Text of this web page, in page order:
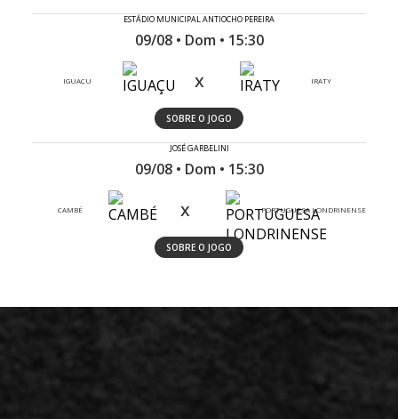
ESTÁDIO MUNICIPAL ANTIOCHO PEREIRA
09/08 • Dom • 15:30
IGUAÇU x IRATY
SOBRE O JOGO
JOSÉ GARBELINI
09/08 • Dom • 15:30
CAMBÉ x PORTUGUESA LONDRINENSE
SOBRE O JOGO